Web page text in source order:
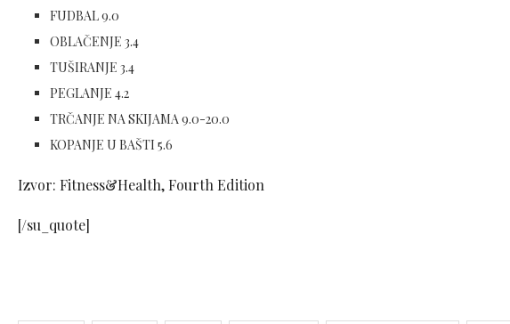
FUDBAL 9.0
OBLAČENJE 3.4
TUŠIRANJE 3.4
PEGLANJE 4.2
TRČANJE NA SKIJAMA 9.0-20.0
KOPANJE U BAŠTI 5.6
Izvor: Fitness&Health, Fourth Edition
[/su_quote]